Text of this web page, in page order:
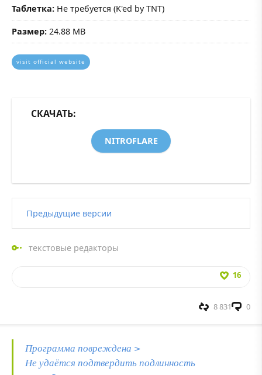
Таблетка: Не требуется (K'ed by TNT)
Размер: 24.88 MB
visit official website
СКАЧАТЬ:
NITROFLARE
Предыдущие версии
текстовые редакторы
16
0
8 831
Программа повреждена >
Не удаётся подтвердить подлинность